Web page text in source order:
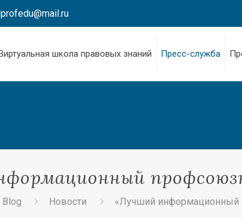
школа правовых знаний Пресс-служба
Blog Новости «Лучший информационный